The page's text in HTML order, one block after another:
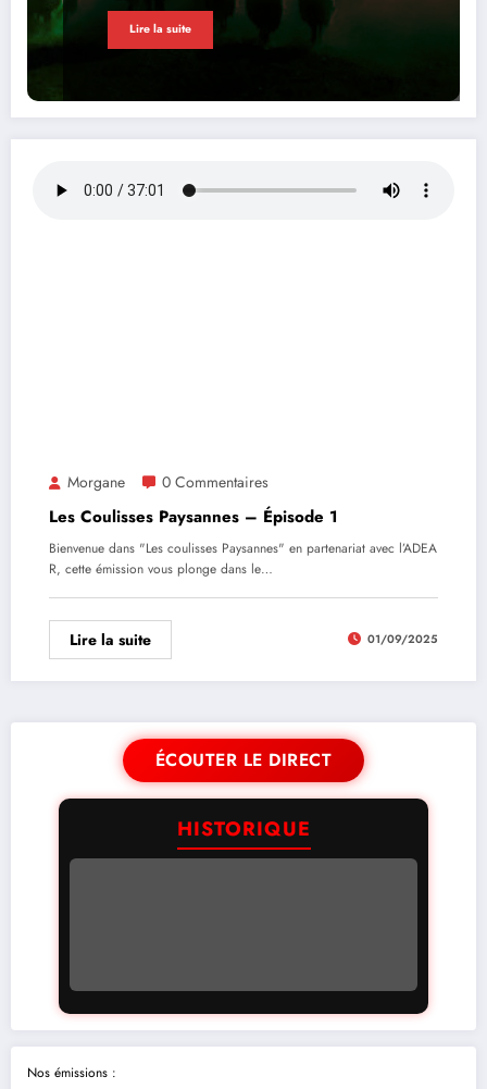
Lire la suite
Morgane 0 Commentaires
Les Coulisses Paysannes – Épisode 1
Bienvenue dans "Les coulisses Paysannes" en partenariat avec l’ADEA
R, cette émission vous plonge dans le…
Lire la suite 01/09/2025
ÉCOUTER LE DIRECT
HISTORIQUE
Nos émissions :